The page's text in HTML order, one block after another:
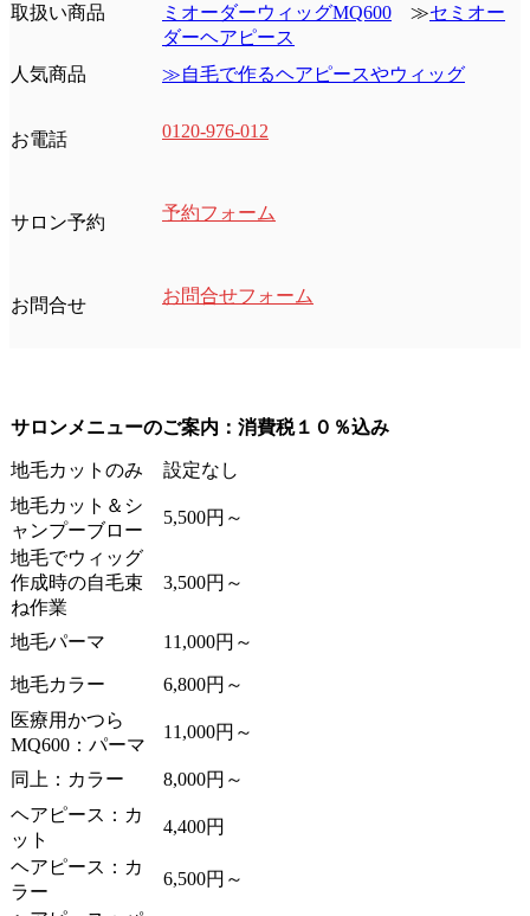
取扱い商品
ミオーダーウィッグMQ600 ≫セミオー
ダーヘアピース
人気商品
≫自毛で作るヘアピースやウィッグ
お電話 0120-976-012
サロン予約 予約フォーム
お問合せ お問合せフォーム
サロンメニューのご案内：消費税１０％込み
地毛カットのみ
設定なし
地毛カット＆シ
ャンプーブロー
5,500円～
地毛でウィッグ
作成時の自毛束
ね作業
3,500円～
地毛パーマ 11,000円～
地毛カラー
6,800円～
医療用かつら
MQ600：パーマ
11,000円～
同上：カラー
8,000円～
ヘアピース：カ
ット
4,400円
ヘアピース：カ
ラー
6,500円～